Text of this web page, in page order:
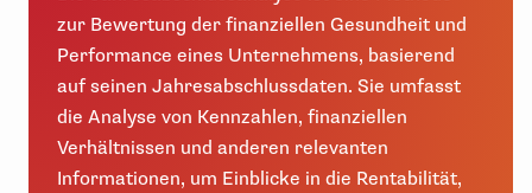
zur Bewertung der finanziellen Gesundheit und
Performance eines Unternehmens, basierend
auf seinen Jahresabschlussdaten. Sie umfasst
die Analyse von Kennzahlen, finanziellen
Verhältnissen und anderen relevanten
Informationen, um Einblicke in die Rentabilität,